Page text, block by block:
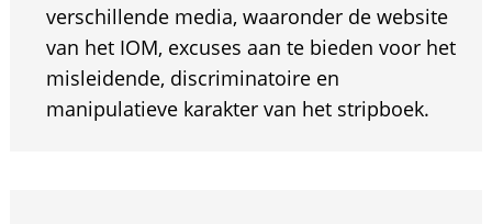
verschillende media, waaronder de website
van het IOM, excuses aan te bieden voor het
misleidende, discriminatoire en
manipulatieve karakter van het stripboek.